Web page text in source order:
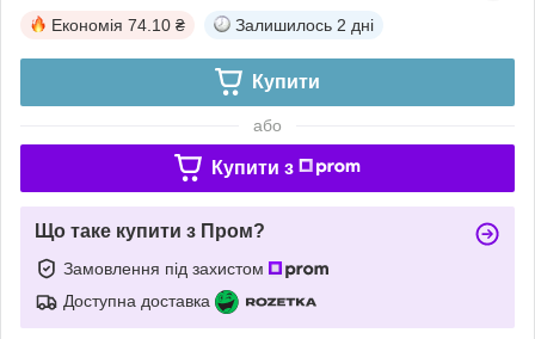
Економія 74.10 ₴ Залишилось 2 дні
Купити
або
Купити з
Що таке купити з Пром?
Замовлення під захистом
Доступна доставка